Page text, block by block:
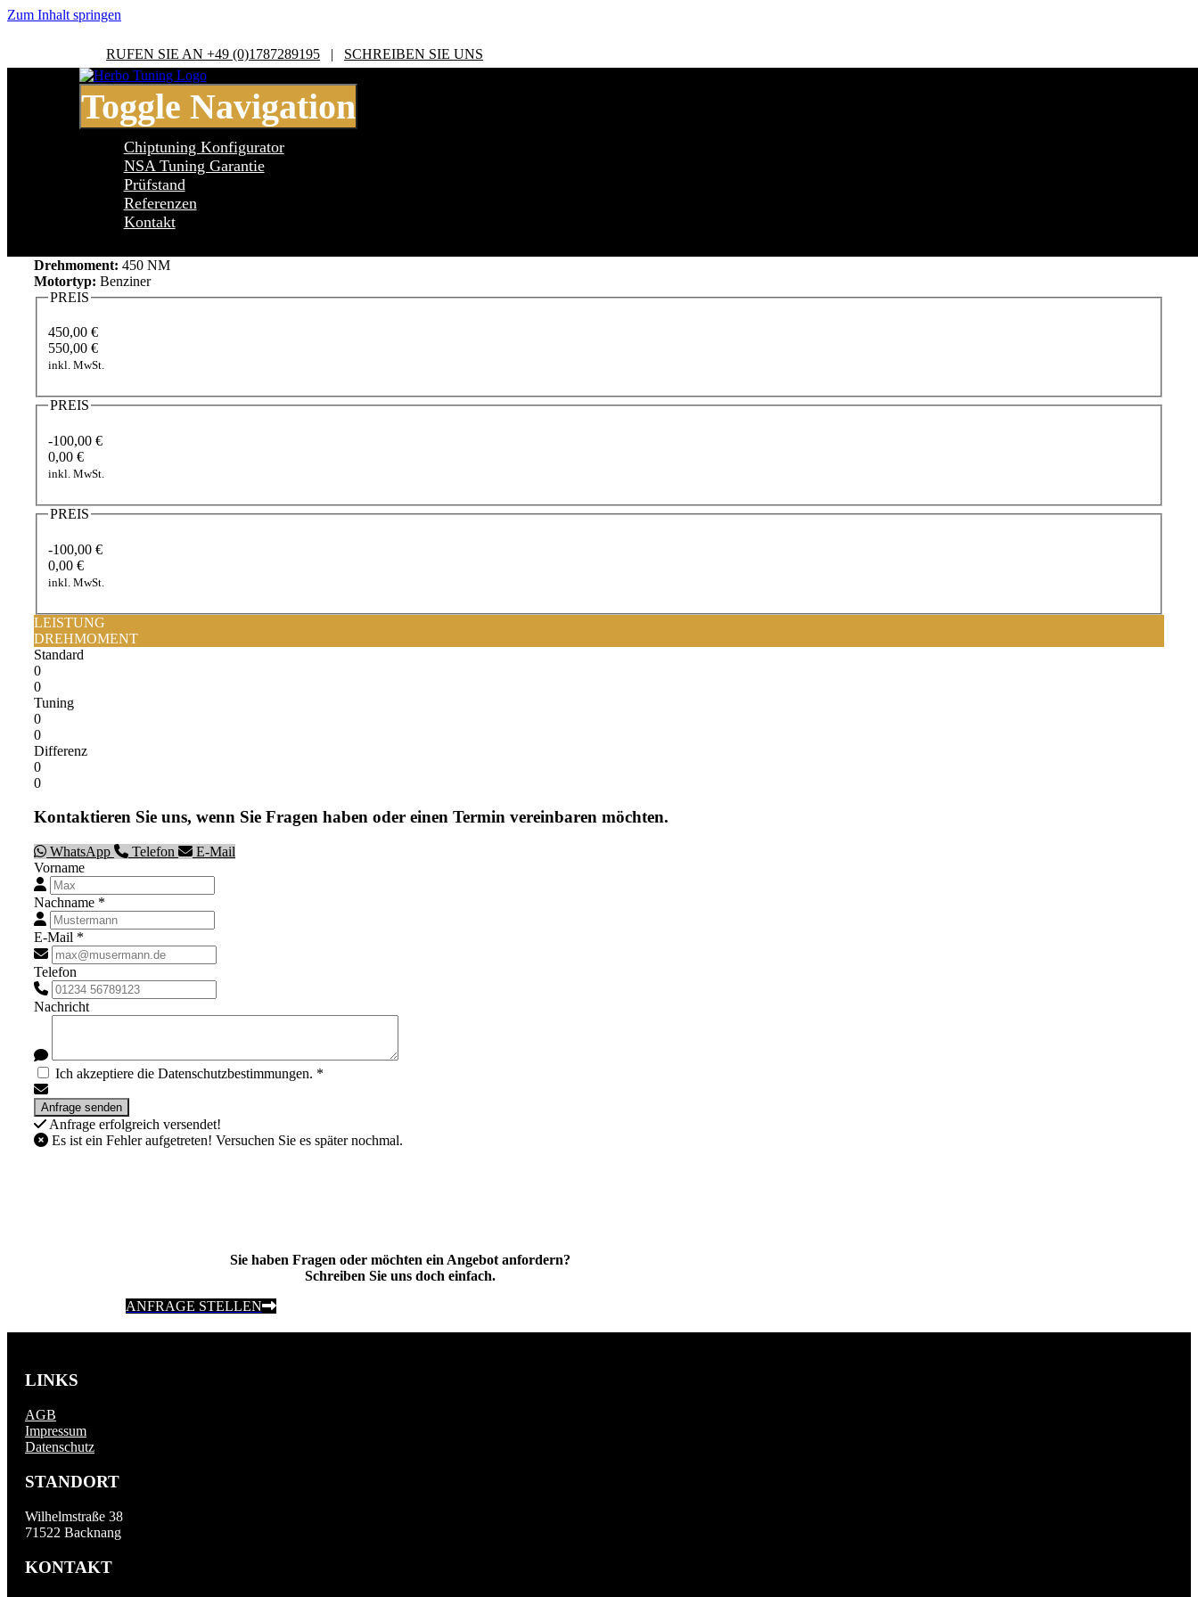
Zum Inhalt springen
RUFEN SIE AN +49 (0)1787289195 | SCHREIBEN SIE UNS
Toggle Navigation
Chiptuning Konfigurator
NSA Tuning Garantie
Prüfstand
Referenzen
Kontakt
BMW 1 Series F20 1 Series M135i
Drehmoment: 450 NM
Motortyp: Benziner
PREIS
450,00 €
550,00 €
inkl. MwSt.
PREIS
-100,00 €
0,00 €
inkl. MwSt.
PREIS
-100,00 €
0,00 €
inkl. MwSt.
LEISTUNG
DREHMOMENT
Standard
0
0
Tuning
0
0
Differenz
0
0
Kontaktieren Sie uns, wenn Sie Fragen haben oder einen Termin vereinbaren möchten.
WhatsApp Telefon
E-Mail
Vorname
Nachname *
E-Mail *
Telefon
Nachricht
Ich akzeptiere die Datenschutzbestimmungen. *
Anfrage erfolgreich versendet!
Es ist ein Fehler aufgetreten! Versuchen Sie es später nochmal.
Sie haben Fragen oder möchten ein Angebot anfordern?
Schreiben Sie uns doch einfach.
ANFRAGE STELLEN
LINKS
AGB
Impressum
Datenschutz
STANDORT
Wilhelmstraße 38
71522 Backnang
KONTAKT